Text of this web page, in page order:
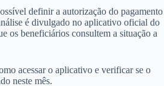
definir a autorização do pagamento
é divulgado no aplicativo oficial do
os beneficiários consultem a situação a
acessar o aplicativo e verificar se o
neste mês.